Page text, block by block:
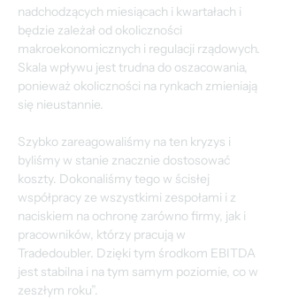
nadchodzących miesiącach i kwartałach i
będzie zależał od okoliczności
makroekonomicznych i regulacji rządowych.
Skala wpływu jest trudna do oszacowania,
ponieważ okoliczności na rynkach zmieniają
się nieustannie.
Szybko zareagowaliśmy na ten kryzys i
byliśmy w stanie znacznie dostosować
koszty. Dokonaliśmy tego w ścisłej
współpracy ze wszystkimi zespołami i z
naciskiem na ochronę zarówno firmy, jak i
pracowników, którzy pracują w
Tradedoubler. Dzięki tym środkom EBITDA
jest stabilna i na tym samym poziomie, co w
zeszłym roku”.